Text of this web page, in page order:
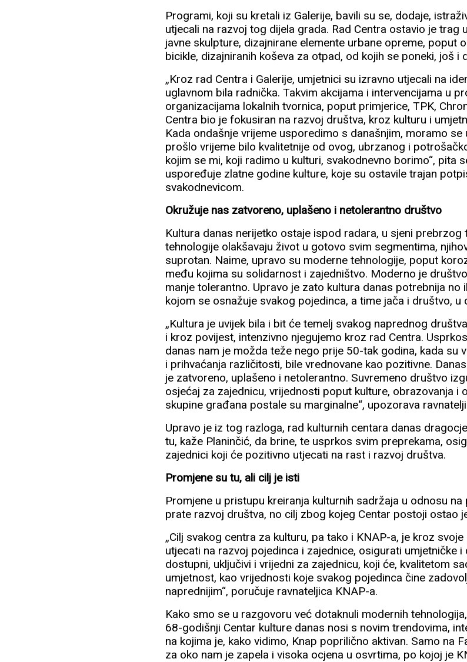
Programi, koji su kretali iz Galerije, bavili su se, dodaje,
utjecali na razvoj tog dijela grada. Rad Centra ostavio je
javne skulpture, dizajnirane elemente urbane opreme, poput
bicikle, dizajniranih koševa za otpad, od kojih se poneki, još i
„Kroz rad Centra i Galerije, umjetnici su izravno utjecali na
uglavnom bila radnička. Takvim akcijama i intervencijama u
organizacijama lokalnih tvornica, poput primjerice, TPK,
Centra bio je fokusiran na razvoj društva, kroz kulturu i
Kada ondašnje vrijeme usporedimo s današnjim, moramo se
prošlo vrijeme bilo kvalitetnije od ovog, ubrzanog i
kojim se mi, koji radimo u kulturi, svakodnevno borimo“, pita
uspoređuje zlatne godine kulture, koje su ostavile trajan
svakodnevicom.
Okružuje nas zatvoreno, uplašeno i netolerantno društvo
Kultura danas nerijetko ostaje ispod radara, u sjeni
tehnologije olakšavaju život u gotovo svim segmentima,
suprotan. Naime, upravo su moderne tehnologije, poput
među kojima su solidarnost i zajedništvo. Moderno je
manje tolerantno. Upravo je zato kultura danas potrebnija no
kojom se osnažuje svakog pojedinca, a time jača i društvo, u
„Kultura je uvijek bila i bit će temelj svakog naprednog
i kroz povijest, intenzivno njegujemo kroz rad Centra.
danas nam je možda teže nego prije 50-tak godina, kada su
i prihvaćanja različitosti, bile vrednovane kao pozitivne.
je zatvoreno, uplašeno i netolerantno. Suvremeno društvo
osjećaj za zajednicu, vrijednosti poput kulture, obrazovanja i
skupine građana postale su marginalne“, upozorava
Upravo je iz tog razloga, rad kulturnih centara danas
tu, kaže Planinčić, da brine, te usprkos svim preprekama,
zajednici koji će pozitivno utjecati na rast i razvoj društva.
Promjene su tu, ali cilj je isti
Promjene u pristupu kreiranja kulturnih sadržaja u odnosu
prate razvoj društva, no cilj zbog kojeg Centar postoji ostao
„Cilj svakog centra za kulturu, pa tako i KNAP-a, je kroz
utjecati na razvoj pojedinca i zajednice, osigurati umjetničke
dostupni, uključivi i vrijedni za zajednicu, koji će, kvalitetom
umjetnost, kao vrijednosti koje svakog pojedinca čine
naprednijim“, poručuje ravnateljica KNAP-a.
Kako smo se u razgovoru već dotaknuli modernih
68-godišnji Centar kulture danas nosi s novim trendovima,
na kojima je, kako vidimo, Knap poprilično aktivan. Samo na
za oko nam je zapela i visoka ocjena u osvrtima, po kojoj je